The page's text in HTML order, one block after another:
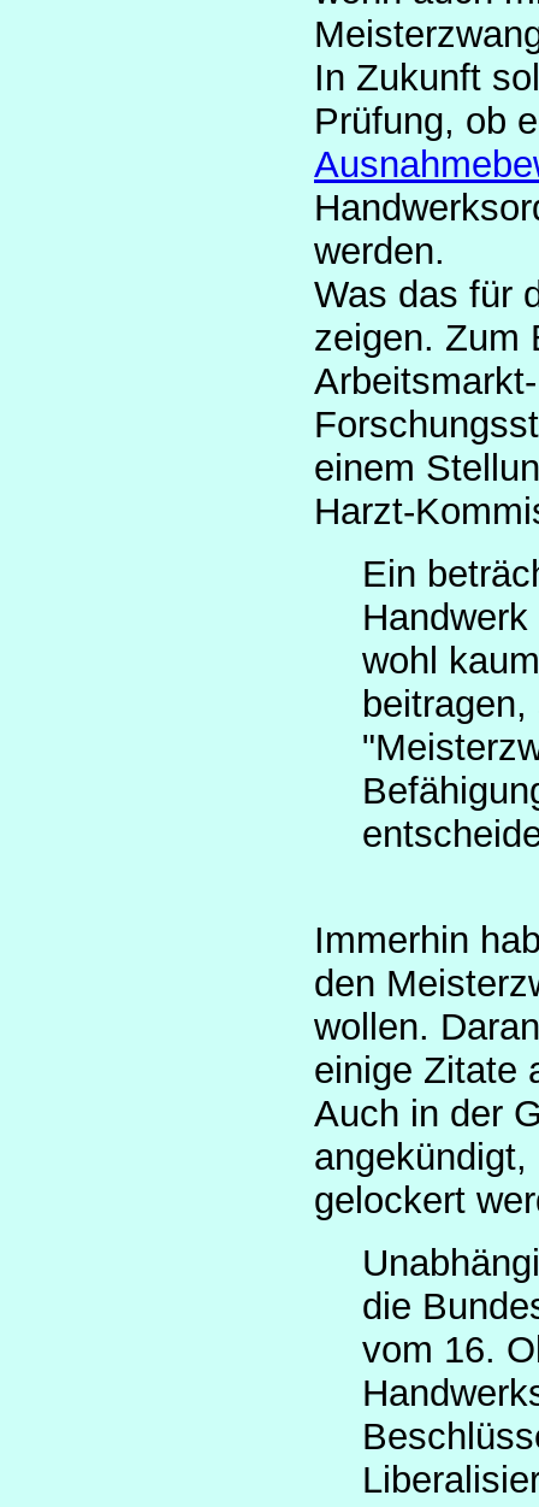
In Zukunft
Prüfung, ob
werden.
Was das für
zeigen. Zum
einem
Harzt-
Ein
wohl
Immerhin
den
wollen.
einige Zitate
Auch in der
gelockert
die
vom 16.